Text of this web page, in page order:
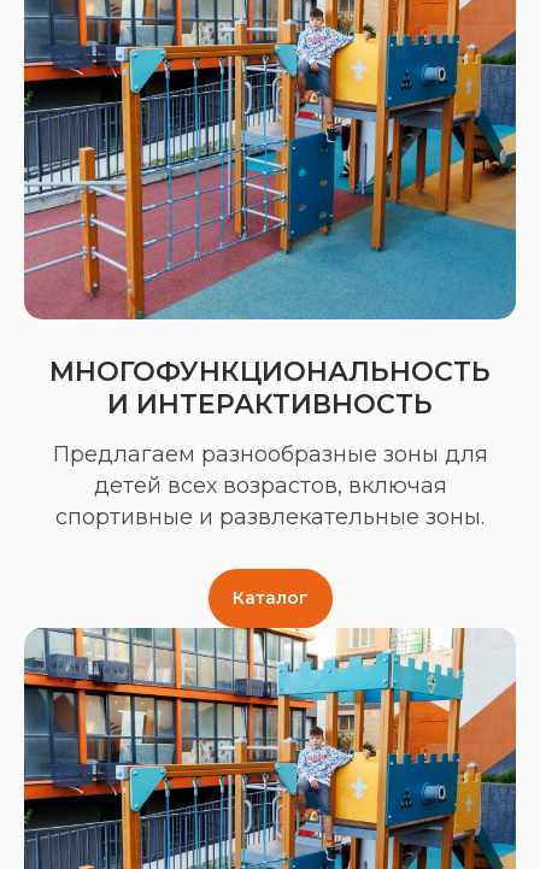
МНОГОФУНКЦИОНАЛЬНОСТЬ
И ИНТЕРАКТИВНОСТЬ
Предлагаем разнообразные зоны для
детей всех возрастов, включая
спортивные и развлекательные зоны.
Каталог